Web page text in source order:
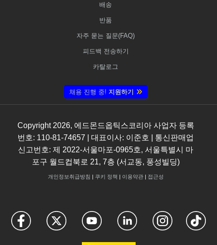
배송
반품
자주 묻는 질문(FAQ)
피드백 전송하기
카탈로그
채용 진행 중! 지원하기
Copyright 2026, 에드몬드옵틱스코리아 사업자 등록
번호: 110-81-74657 | 대표이사: 이준호 | 통신판매업
신고번호: 제 2022-서울마포-0965호, 서울특별시 마
포구 월드컵북로 21, 7층 (서교동, 풍성빌딩)
개인정보취급방침 | 쿠키 정책 | 이용약관| 접근성